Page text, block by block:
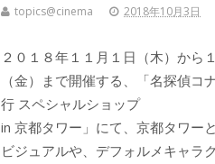
topics@cinema 2018年10月3日
２０１８年１１月１日（木）から
（金）まで開催する、「名探偵コ
行 スペシャルショップ
in 京都タワー」にて、京都タワー
ビジュアルや、デフォルメキャラ